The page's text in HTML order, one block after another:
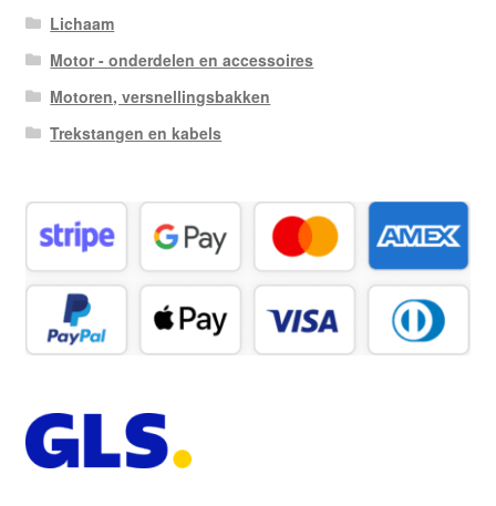
Lichaam
Motor - onderdelen en accessoires
Motoren, versnellingsbakken
Trekstangen en kabels